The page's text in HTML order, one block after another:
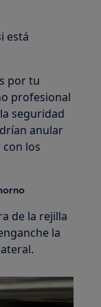
está
por tu
profesional
seguridad
anular
los
de la rejilla
la